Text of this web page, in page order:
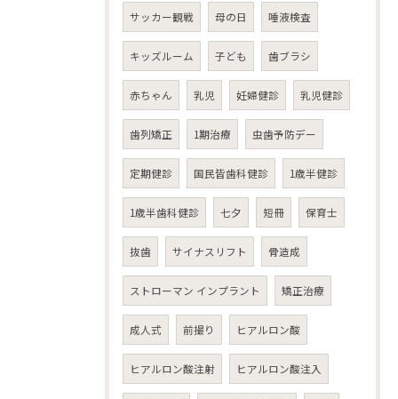
サッカー観戦 母の日 唾液検査
キッズルーム 子ども 歯ブラシ
赤ちゃん 乳児 妊婦健診 乳児健診
歯列矯正 1期治療 虫歯予防デー
定期健診 国民皆歯科健診 1歳半健診
1歳半歯科健診 七夕 短冊 保育士
抜歯 サイナスリフト 骨造成
ストローマン インプラント 矯正治療
成人式 前撮り ヒアルロン酸
ヒアルロン酸注射 ヒアルロン酸注入